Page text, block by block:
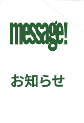
お知らせ